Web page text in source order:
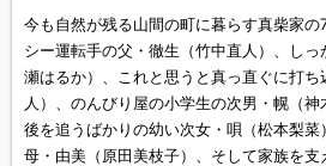
今も自然が残る山間の町に暮らす真柴家の
シー運転手の父・徹生（竹中直人）、し
瀬はるか）、これと思うと真っ直ぐに打
人）、のんびり屋の小学生の次男・幌（
後を追うばかりの幼い次女・唄（松本梨
母・由美（原田美枝子）、そして家族を